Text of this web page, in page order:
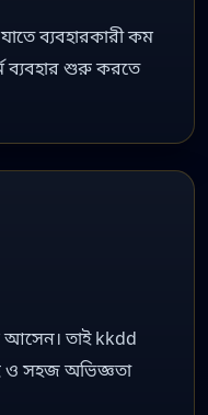
ব্যবহারকারী কম
ব্যবহার শুরু করতে
আসেন। তাই kkdd
ও সহজ অভিজ্ঞতা